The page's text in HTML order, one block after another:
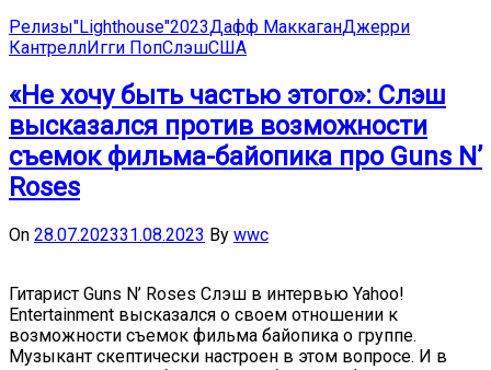
Релизы"Lighthouse"2023Дафф МаккаганДжерри
КантреллИгги ПопСлэшСША
«Не хочу быть частью этого»: Слэш
высказался против возможности
съемок фильма-байопика про Guns N’
Roses
On 28.07.202331.08.2023 By wwc
Гитарист Guns N’ Roses Слэш в интервью Yahoo!
Entertainment высказался о своем отношении к
возможности съемок фильма байопика о группе.
Музыкант скептически настроен в этом вопросе. И в